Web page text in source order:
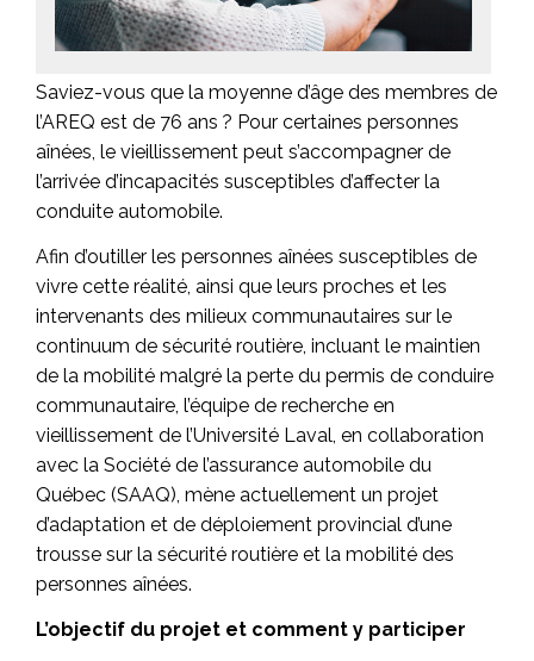
Saviez-vous que la moyenne d’âge des membres de
l’AREQ est de 76 ans ? Pour certaines personnes
aînées, le vieillissement peut s’accompagner de
l’arrivée d’incapacités susceptibles d’affecter la
conduite automobile.
Afin d’outiller les personnes aînées susceptibles de
vivre cette réalité, ainsi que leurs proches et les
intervenants des milieux communautaires sur le
continuum de sécurité routière, incluant le maintien
de la mobilité malgré la perte du permis de conduire
communautaire, l’équipe de recherche en
vieillissement de l’Université Laval, en collaboration
avec la Société de l’assurance automobile du
Québec (SAAQ), mène actuellement un projet
d’adaptation et de déploiement provincial d’une
trousse sur la sécurité routière et la mobilité des
personnes aînées.
L’objectif du projet et comment y participer